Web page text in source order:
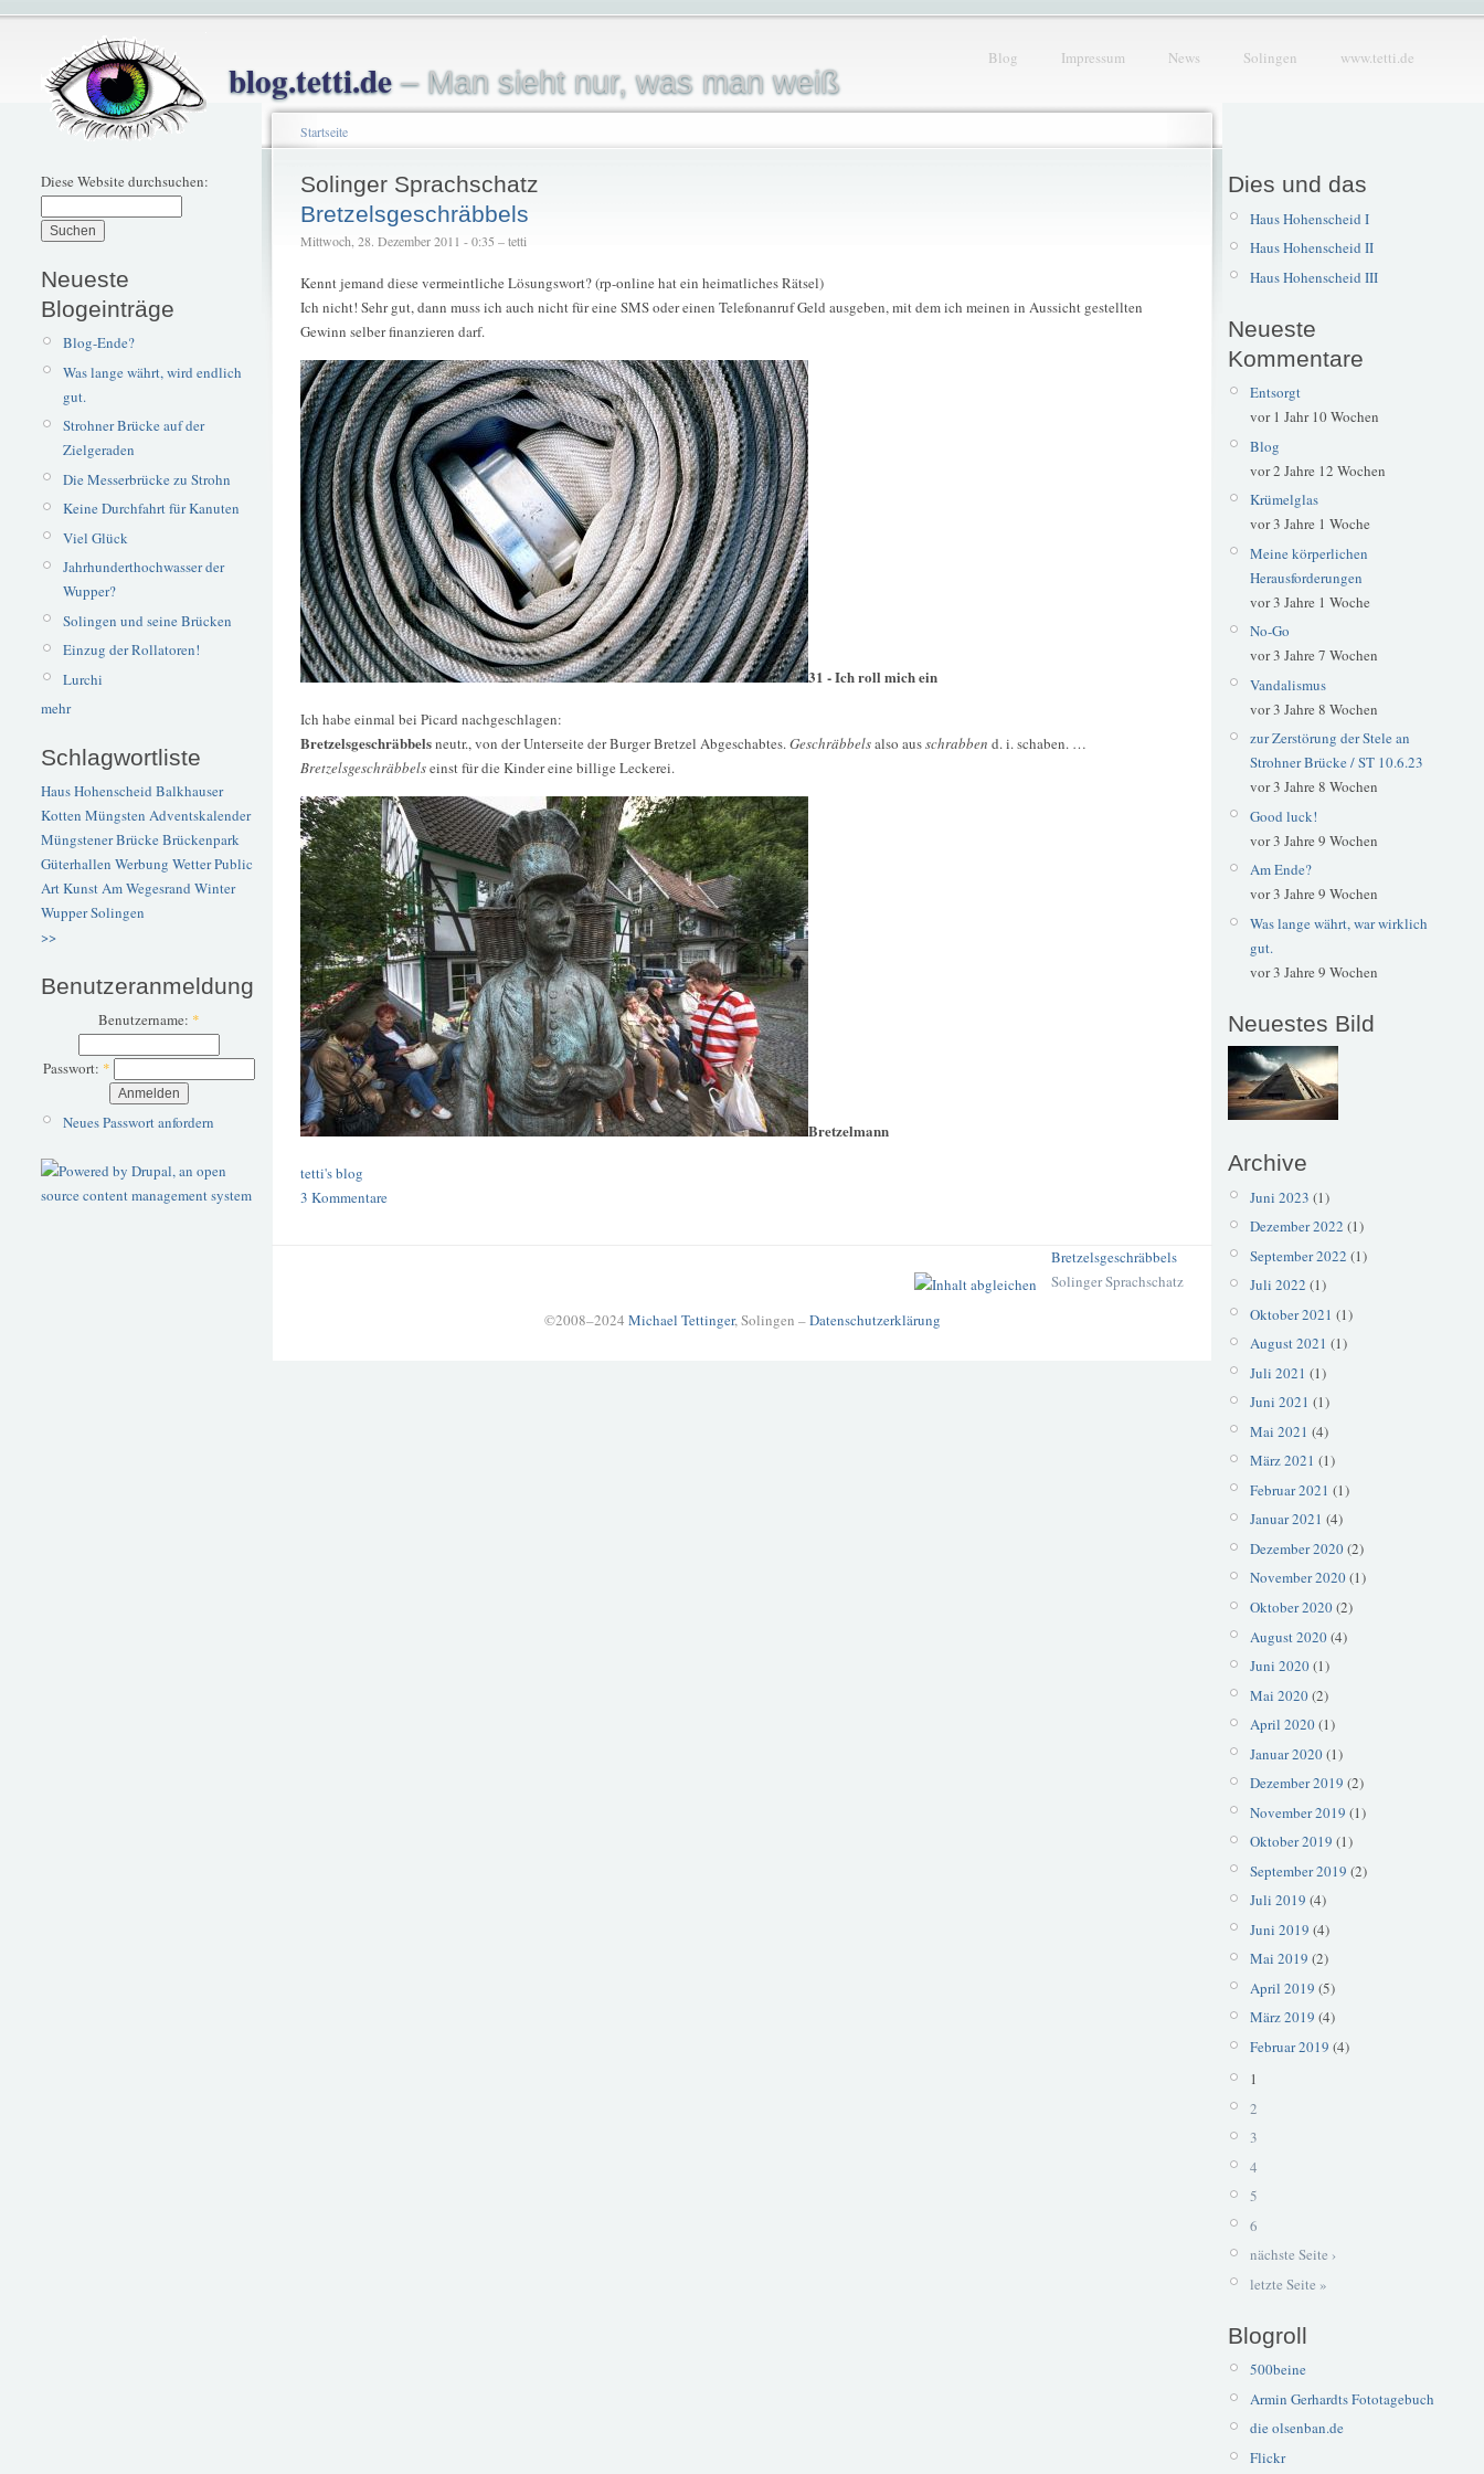
blog.tetti.de– Man sieht nur, was man weiß
Blog Impressum News Solingen www.tetti.de
Diese Website durchsuchen:
Neueste
Blogeinträge
Blog-Ende?
Was lange währt, wird endlich
gut.
Strohner Brücke auf der
Zielgeraden
Die Messerbrücke zu Strohn
Keine Durchfahrt für Kanuten
Viel Glück
Jahrhunderthochwasser der
Wupper?
Solingen und seine Brücken
Einzug der Rollatoren!
Lurchi
mehr
Schlagwortliste
Haus Hohenscheid Balkhauser
Kotten Müngsten Adventskalender
Müngstener BrückeBrückenpark
Güterhallen Werbung WetterPublic
ArtKunstAm Wegesrand Winter
WupperSolingen
>>
Benutzeranmeldung
Benutzername: *
Passwort: *
Neues Passwort anfordern
Startseite
Solinger Sprachschatz
Bretzelsgeschräbbels
Mittwoch, 28. Dezember 2011 - 0:35 – tetti
Kennt jemand diese vermeintliche Lösungswort? (rp-online hat ein heimatliches Rätsel)
Ich nicht! Sehr gut, dann muss ich auch nicht für eine SMS oder einen Telefonanruf Geld ausgeben, mit dem ich meinen in Aussicht gestellten
Gewinn selber finanzieren darf.
31 - Ich roll mich ein
Ich habe einmal bei Picard nachgeschlagen:
Bretzelsgeschräbbelsneutr., von der Unterseite der Burger Bretzel Abgeschabtes.Geschräbbelsalso ausschrabben d. i. schaben. …
Bretzelsgeschräbbelseinst für die Kinder eine billige Leckerei.
Bretzelmann
tetti's blog
3 Kommentare
Bretzelsgeschräbbels
Solinger Sprachschatz
©2008–2024 Michael Tettinger, Solingen –Datenschutzerklärung
Dies und das
Haus Hohenscheid I
Haus Hohenscheid II
Haus Hohenscheid III
Neueste
Kommentare
Entsorgt
vor 1 Jahr 10 Wochen
Blog
vor 2 Jahre 12 Wochen
Krümelglas
vor 3 Jahre 1 Woche
Meine körperlichen
Herausforderungen
vor 3 Jahre 1 Woche
No-Go
vor 3 Jahre 7 Wochen
Vandalismus
vor 3 Jahre 8 Wochen
zur Zerstörung der Stele an
Strohner Brücke / ST 10.6.23
vor 3 Jahre 8 Wochen
Good luck!
vor 3 Jahre 9 Wochen
Am Ende?
vor 3 Jahre 9 Wochen
Was lange währt, war wirklich
gut.
vor 3 Jahre 9 Wochen
Neuestes Bild
Archive
Juni 2023 (1)
Dezember 2022 (1)
September 2022 (1)
Juli 2022 (1)
Oktober 2021 (1)
August 2021 (1)
Juli 2021 (1)
Juni 2021 (1)
Mai 2021 (4)
März 2021 (1)
Februar 2021 (1)
Januar 2021 (4)
Dezember 2020(2)
November 2020(1)
Oktober 2020(2)
August 2020(4)
Juni 2020(1)
Mai 2020(2)
April 2020(1)
Januar 2020(1)
Dezember 2019 (2)
November 2019 (1)
Oktober 2019 (1)
September 2019 (2)
Juli 2019 (4)
Juni 2019 (4)
Mai 2019 (2)
April 2019 (5)
März 2019 (4)
Februar 2019 (4)
1
2
3
4
5
6
nächste Seite ›
letzte Seite »
Blogroll
500beine
Armin Gerhardts Fototagebuch
die olsenban.de
Flickr